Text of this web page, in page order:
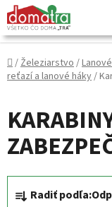
Prejsť
na
obsah
Domov
/Železiarstvo/
reťazí a lanové háky/
R Radiť podľa: